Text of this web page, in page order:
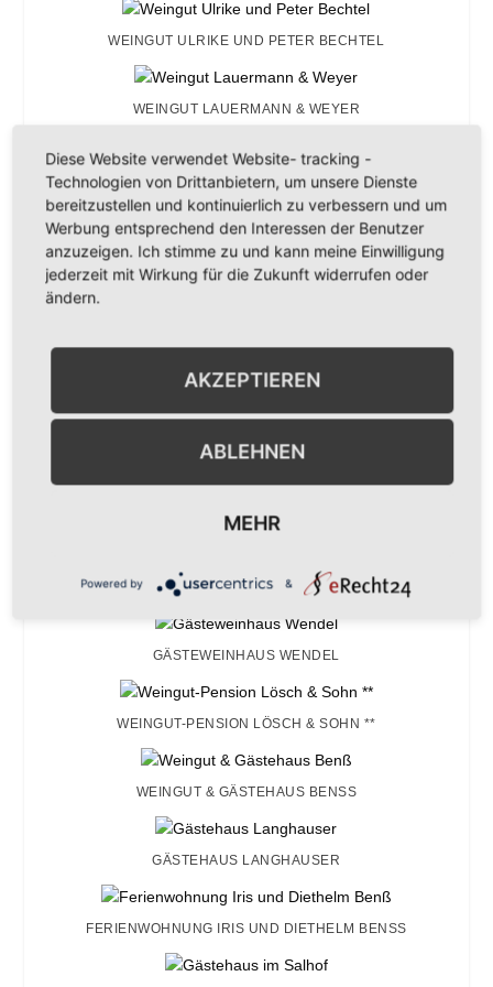
WEINGUT ULRIKE UND PETER BECHTEL
WEINGUT LAUERMANN & WEYER
WEINGUT SCHLOSS JANSON
WEINGUT WÖHRLE
WEINGUT J. GRIEBEL
WEINGUT BÖLL-SPIESS
KURT & SELMA KLINGEL
DIE FERIENWOHNUNG – FAM. WIELAND BENSS
GÄSTEWEINHAUS WENDEL
WEINGUT-PENSION LÖSCH & SOHN **
WEINGUT & GÄSTEHAUS BENSS
GÄSTEHAUS LANGHAUSER
FERIENWOHNUNG IRIS UND DIETHELM BENSS
Diese Website verwendet Website- tracking -
Technologien von Drittanbietern, um unsere Dienste
bereitzustellen und kontinuierlich zu verbessern und um
Werbung entsprechend den Interessen der Benutzer
anzuzeigen. Ich stimme zu und kann meine Einwilligung
jederzeit mit Wirkung für die Zukunft widerrufen oder
ändern.
AKZEPTIEREN
ABLEHNEN
MEHR
Powered by &